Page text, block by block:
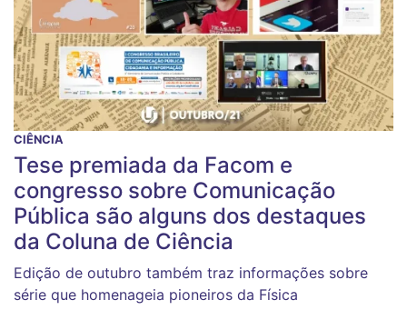
CIÊNCIA
Tese premiada da Facom e
congresso sobre Comunicação
Pública são alguns dos destaques
da Coluna de Ciência
Edição de outubro também traz informações sobre
série que homenageia pioneiros da Física